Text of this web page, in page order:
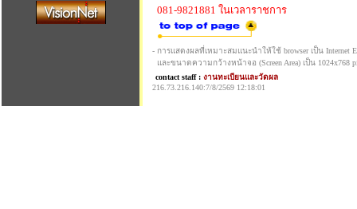
081-9821881 ในเวลาราชการ
- การแสดงผลที่เหมาะสมแนะนำให้ใช้ browser เป็น Internet
และขนาดความกว้างหน้าจอ (Screen Area) เป็น 1024x768
contact staff : งานทะเบียนและวัดผล
216.73.216.140:7/8/2569 12:18:01